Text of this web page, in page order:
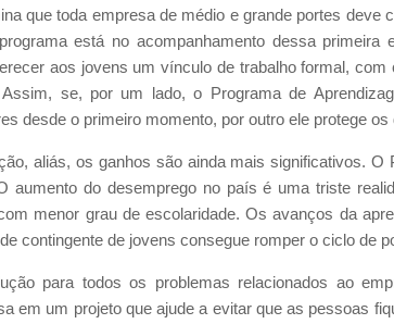
que toda empresa de médio e grande portes deve
está no acompanhamento dessa primeira
aos jovens um vínculo de trabalho formal,
se, por um lado, o Programa de
desde o primeiro momento, por outro ele protege
aliás, os ganhos são ainda mais significativos.
aumento do desemprego no país é uma triste
menor grau de escolaridade. Os avanços da
contingente de jovens consegue romper o ciclo de
para todos os problemas relacionados ao
em um projeto que ajude a evitar que as pessoas